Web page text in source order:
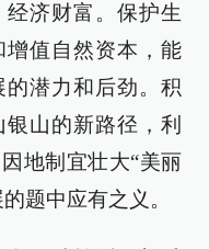
济财富。保护生
增值自然资本，能
潜力和后劲。积
山的新路径，利
地制宜壮大“美丽
题中应有之义。